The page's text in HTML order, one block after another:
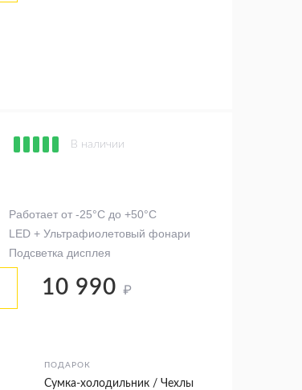
В наличии
Работает от -25°C до +50°C
LED + Ультрафиолетовый фонари
Подсветка дисплея
ПОДАРОК
Сумка-холодильник / Чехлы
10 990 ₽